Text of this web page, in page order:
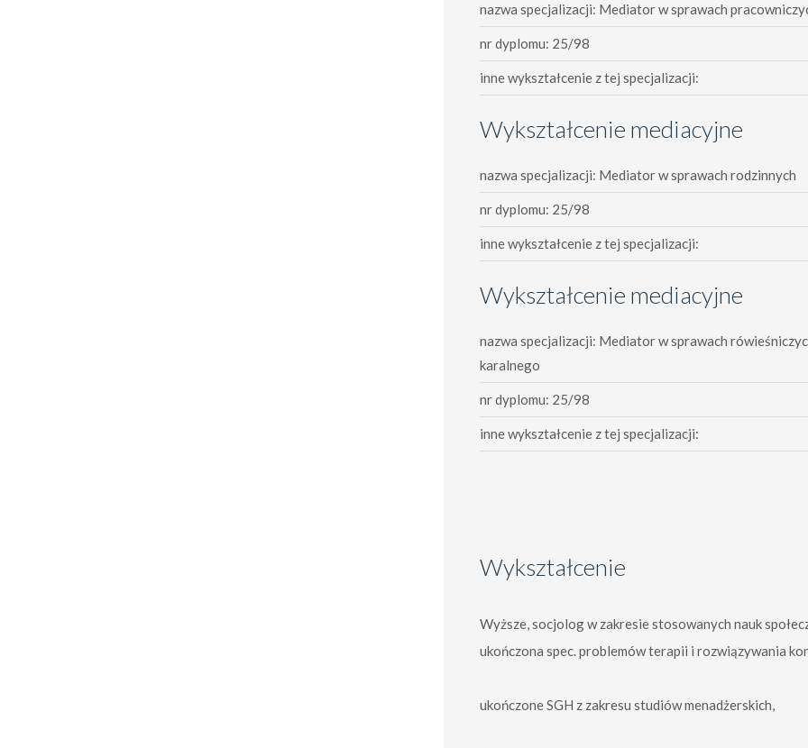
nazwa specjalizacji: Mediator w sprawach
nr dyplomu: 25/98
inne wykształcenie z tej specjalizacji:
Wykształcenie mediacyjne
nazwa specjalizacji: Mediator w sprawach rodzinnych
nr dyplomu: 25/98
inne wykształcenie z tej specjalizacji:
Wykształcenie mediacyjne
nazwa specjalizacji: Mediator w sprawach
karalnego
nr dyplomu: 25/98
inne wykształcenie z tej specjalizacji:
Wykształcenie
Wyższe, socjolog w zakresie stosowanych nauk
ukończona spec. problemów terapii i rozwiązywania
ukończone SGH z zakresu studiów menadżerskich,